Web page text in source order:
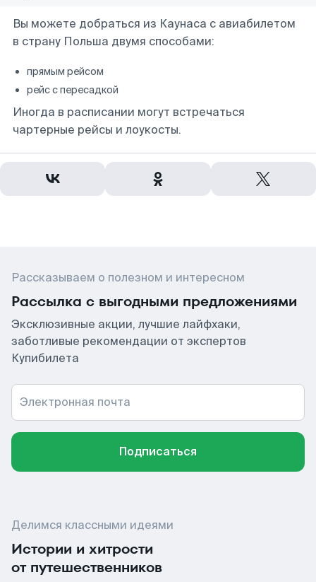
Вы можете добраться из Каунаса с авиабилетом
в страну Польша двумя способами:
прямым рейсом
рейс с пересадкой
Иногда в расписании могут встречаться
чартерные рейсы и лоукосты.
Рассказываем о полезном и интересном
Рассылка с выгодными предложениями
Эксклюзивные акции, лучшие лайфхаки,
заботливые рекомендации от экспертов
Купибилета
Электронная почта
Подписаться
Делимся классными идеями
Истории и хитрости
от путешественников